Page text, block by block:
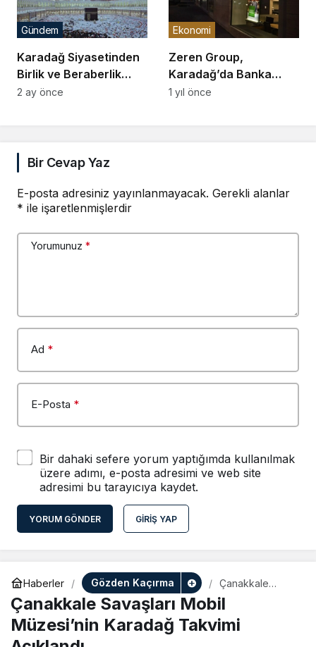
Karadağ Siyasetinden
Birlik ve Beraberlik
Dolu Kurban Bayramı
Gündem
2 ay önce
Zeren Group,
Karadağ’da Banka
Kurmak İçin Tekrar
Ekonomi
1 yıl önce
Bir Cevap Yaz
E-posta adresiniz yayınlanmayacak. Gerekli alanlar
* ile işaretlenmişlerdir
Yorumunuz *
Ad *
E-Posta *
Bir dahaki sefere yorum yaptığımda kullanılmak
üzere adımı, e-posta adresimi ve web site
adresimi bu tarayıcıya kaydet.
YORUM GÖNDER GIRIŞ YAP
Haberler Gözden Kaçırma
Çanakkale
Savaşları Mobil
Müzesi’nin
Karadağ Takvimi
Açıklandı
Çanakkale Savaşları Mobil
Müzesi’nin Karadağ Takvimi